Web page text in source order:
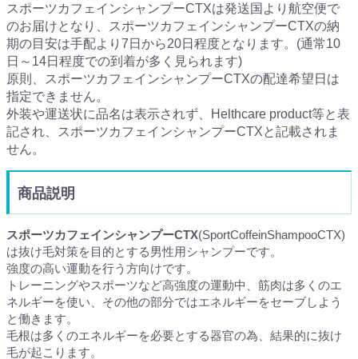
スポーツカフェインシャンプーCTXは発送国より航空便で
のお届けとなり、スポーツカフェインシャンプーCTXの納
期の目安は手配より7日から20日程度となります。(通常10
日～14日程度での到着が多く見られます)
原則、スポーツカフェインシャンプーCTXの配達希望日は
指定できません。
外装や運送状に品名は表示されず、Helthcare product等と表
記され、スポーツカフェインシャンプーCTXと記載されま
せん。
商品説明
スポーツカフェインシャンプーCTX(SportCoffeinShampooCTX)
は抜け毛対策を目的とする男性用シャンプーです。
強度の高い運動を行う方向けです。
トレーニングやスポーツなど高強度の運動中、筋肉は多くのエ
ネルギーを使い、その他の部分ではエネルギーをセーブしよう
と働きます。
毛根は多くのエネルギーを必要とする器官の為、結果的に抜け
毛が起こります。